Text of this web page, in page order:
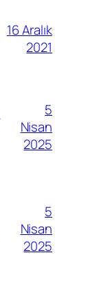
16 Aralık
2021
5
Nisan
2025
5
Nisan
2025